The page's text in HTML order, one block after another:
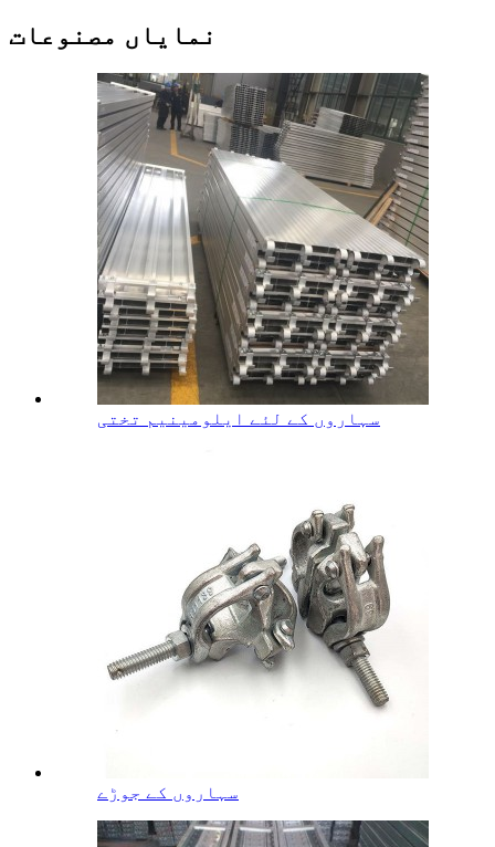
نمایاں مصنوعات
سہاروں کے لئے ایلومینیم تختی
سہاروں کے جوڑے